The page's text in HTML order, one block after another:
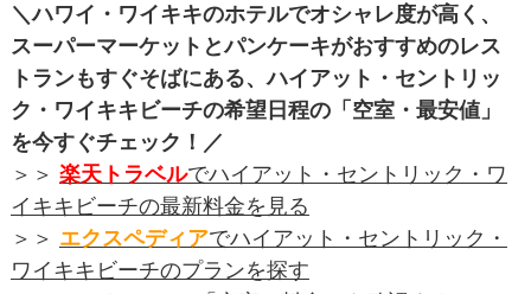
＼ハワイ・ワイキキのホテルでオシャレ度が高く、
スーパーマーケットとパンケーキがおすすめのレス
トランもすぐそばにある、ハイアット・セントリッ
ク・ワイキキビーチの希望日程の「空室・最安値」
を今すぐチェック！／
＞＞ 楽天トラベルでハイアット・セントリック・ワ
イキキビーチの最新料金を見る
＞＞ エクスペディアでハイアット・セントリック・
ワイキキビーチのプランを探す